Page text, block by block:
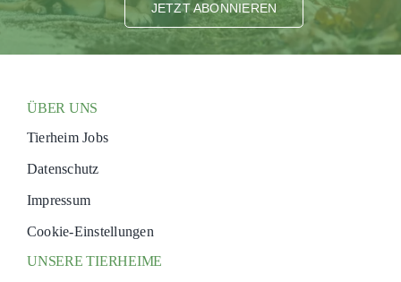
JETZT ABONNIEREN
ÜBER UNS
Tierheim Jobs
Datenschutz
Impressum
Cookie-Einstellungen
UNSERE TIERHEIME